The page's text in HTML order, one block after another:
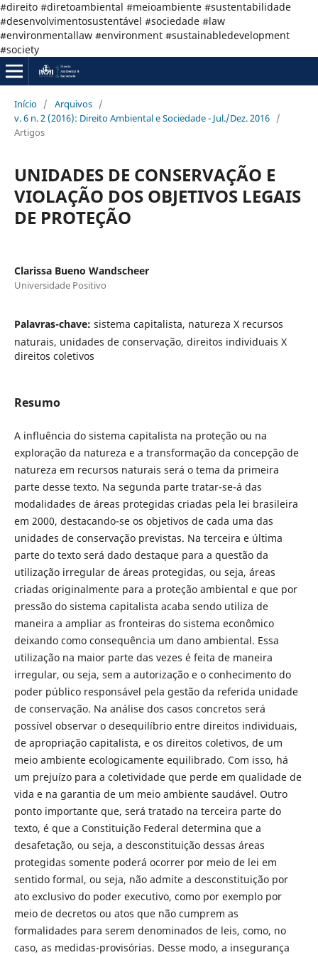
#direito #diretoambiental #meioambiente #sustentabilidade
#desenvolvimentosustentável #sociedade #law
#environmentallaw #environment #sustainabledevelopment
#society
Início / Arquivos /
v. 6 n. 2 (2016): Direito Ambiental e Sociedade - Jul./Dez. 2016 /
Artigos
UNIDADES DE CONSERVAÇÃO E
VIOLAÇÃO DOS OBJETIVOS LEGAIS
DE PROTEÇÃO
Clarissa Bueno Wandscheer
Universidade Positivo
Palavras-chave: sistema capitalista, natureza X recursos
naturais, unidades de conservação, direitos individuais X
direitos coletivos
Resumo
A influência do sistema capitalista na proteção ou na
exploração da natureza e a transformação da concepção de
natureza em recursos naturais será o tema da primeira
parte desse texto. Na segunda parte tratar-se-á das
modalidades de áreas protegidas criadas pela lei brasileira
em 2000, destacando-se os objetivos de cada uma das
unidades de conservação previstas. Na terceira e última
parte do texto será dado destaque para a questão da
utilização irregular de áreas protegidas, ou seja, áreas
criadas originalmente para a proteção ambiental e que por
pressão do sistema capitalista acaba sendo utiliza de
maneira a ampliar as fronteiras do sistema econômico
deixando como consequência um dano ambiental. Essa
utilização na maior parte das vezes é feita de maneira
irregular, ou seja, sem a autorização e o conhecimento do
poder público responsável pela gestão da referida unidade
de conservação. Na análise dos casos concretos será
possível observar o desequilíbrio entre direitos individuais,
de apropriação capitalista, e os direitos coletivos, de um
meio ambiente ecologicamente equilibrado. Com isso, há
um prejuízo para a coletividade que perde em qualidade de
vida e na garantia de um meio ambiente saudável. Outro
ponto importante que, será tratado na terceira parte do
texto, é que a Constituição Federal determina que a
desafetação, ou seja, a desconstituição dessas áreas
protegidas somente poderá ocorrer por meio de lei em
sentido formal, ou seja, não admite a desconstituição por
ato exclusivo do poder executivo, como por exemplo por
meio de decretos ou atos que não cumprem as
formalidades para serem denominados de leis, como, no
caso, as medidas-provisórias. Desse modo, a insegurança